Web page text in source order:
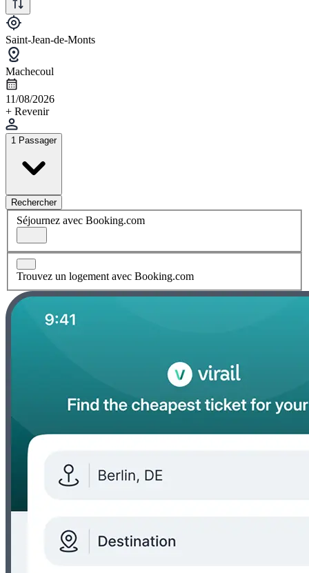
Saint-Jean-de-Monts
Machecoul
11/08/2026
+ Revenir
1 Passager
Rechercher
Séjournez avec Booking.com
Trouvez un logement avec Booking.com